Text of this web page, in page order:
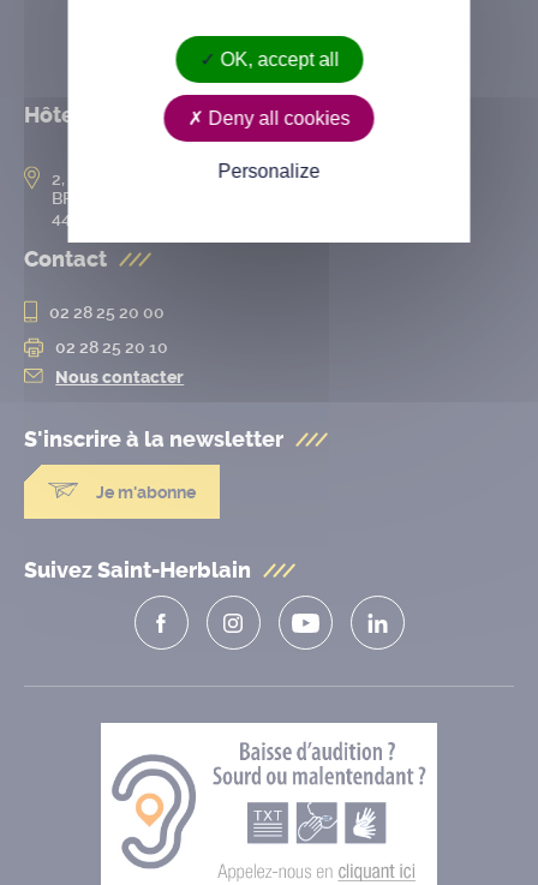
Hôtel de ville
2, rue de l’Hôtel-de-Ville
BP 50167
44802 Saint-Herblain cedex
Contact
02 28 25 20 00
02 28 25 20 10
Nous contacter
S'inscrire à la newsletter
Je m'abonne
Suivez Saint-Herblain
OK, accept all
Deny all cookies
Personalize